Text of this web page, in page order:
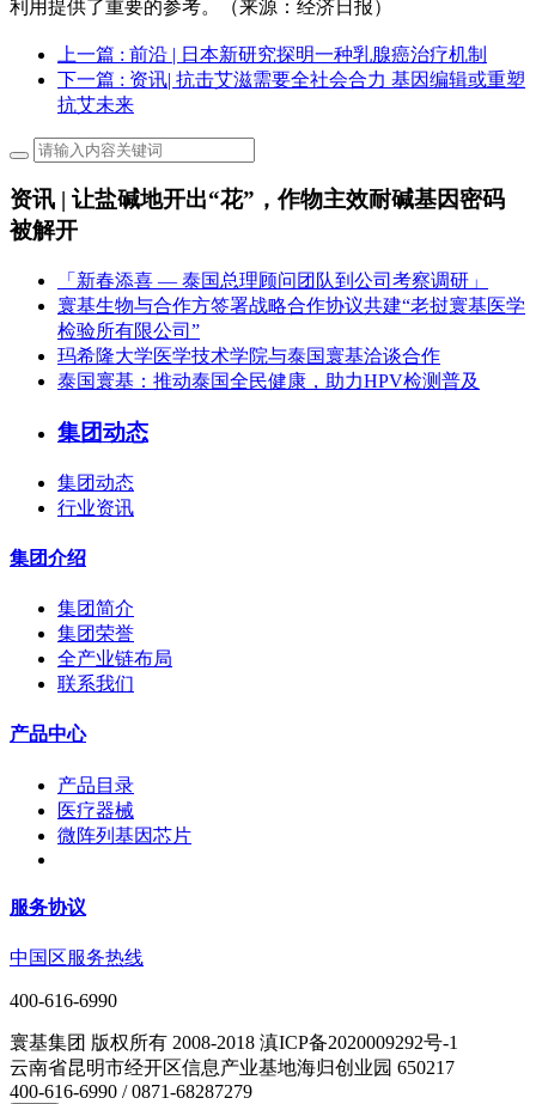
利用提供了重要的参考。（来源：经济日报）
上一篇 : 前沿 | 日本新研究探明一种乳腺癌治疗机制
下一篇 : 资讯| 抗击艾滋需要全社会合力 基因编辑或重塑
抗艾未来
资讯 | 让盐碱地开出“花”，作物主效耐碱基因密码
被解开
「新春添喜 — 泰国总理顾问团队到公司考察调研」
寰基生物与合作方签署战略合作协议共建“老挝寰基医学
检验所有限公司”
玛希隆大学医学技术学院与泰国寰基洽谈合作
泰国寰基：推动泰国全民健康，助力HPV检测普及
集团动态
集团动态
行业资讯
集团介绍
集团简介
集团荣誉
全产业链布局
联系我们
产品中心
产品目录
医疗器械
微阵列基因芯片
服务协议
中国区服务热线
400-616-6990
寰基集团 版权所有 2008-2018 滇ICP备2020009292号-1
云南省昆明市经开区信息产业基地海归创业园 650217
400-616-6990 / 0871-68287279